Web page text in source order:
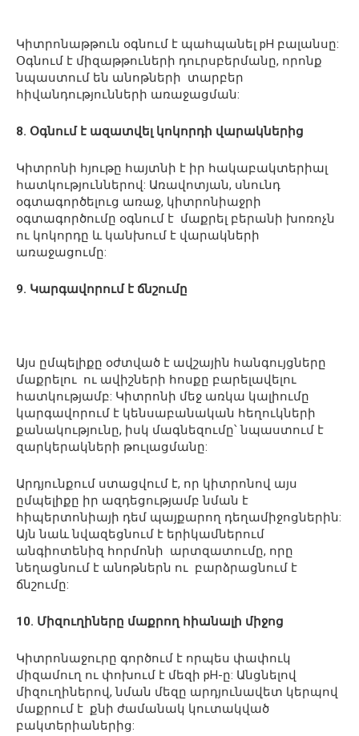
Կիտրոնաթթուն օգնում է պահպանել рН բալանսը:
Օգնում է միզաթթուների դուրսբերմանը, որոնք
նպաստում են անոթների տարբեր
հիվանդությունների առաջացման:
8. Օգնում է ազատվել կոկորդի վարակներից
Կիտրոնի հյութը հայտնի է իր հակաբակտերիալ
հատկություններով: Առավոտյան, սնունդ
օգտագործելուց առաջ, կիտրոնիաջրի
օգտագործումը օգնում է մաքրել բերանի խոռոչն
ու կոկորդը և կանխում է վարակների
առաջացումը:
9. Կարգավորում է ճնշումը
Այս ըմպելիքը օժտված է ավշային հանգույցները
մաքրելու ու ավիշների հոսքը բարելավելու
հատկությամբ: Կիտրոնի մեջ առկա կալիումը
կարգավորում է կենսաբանական հեղուկների
քանակությունը, իսկ մագնեզումը՝ նպաստում է
զարկերակների թուլացմանը:
Արդյունքում ստացվում է, որ կիտրոնով այս
ըմպելիքը իր ազդեցությամբ նման է
հիպերտոնիայի դեմ պայքարող դեղամիջոցներին:
Այն նաև նվազեցնում է երիկամներում
անգիոտենիզ հորմոնի արտզատումը, որը
նեղացնում է անոթներն ու բարձրացնում է
ճնշումը:
10. Միզուղիները մաքրող հիանալի միջոց
Կիտրոնաջուրը գործում է որպես փափուկ
միզամուղ ու փոխում է մեզի рН-ը: Անցնելով
միզուղիներով, նման մեզը արդյունավետ կերպով
մաքրում է քնի ժամանակ կուտակված
բակտերիաներից: